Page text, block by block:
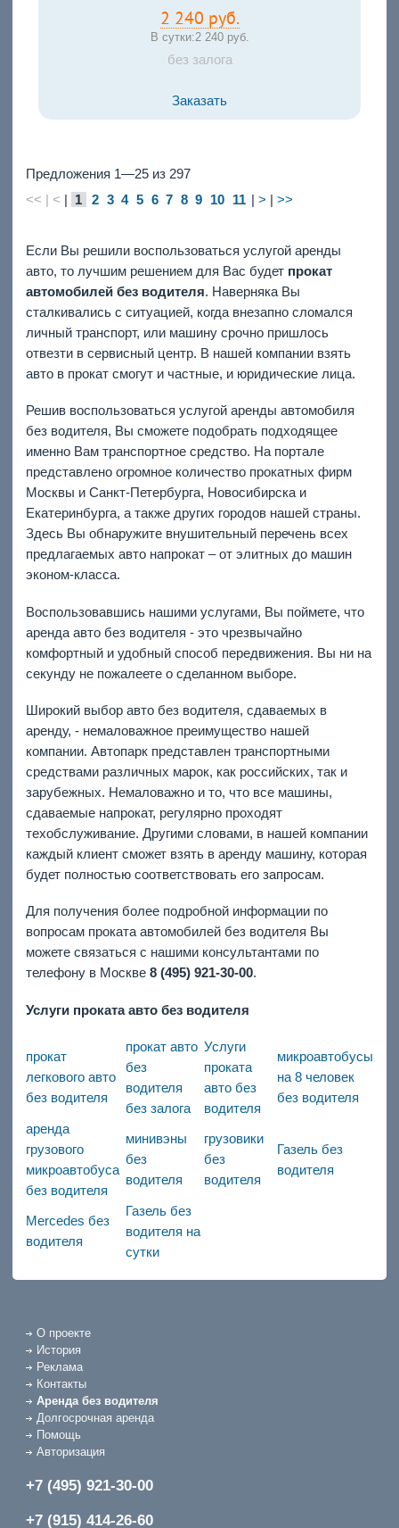
2 240 руб.
В сутки:2 240 руб.
без залога
Заказать
Предложения 1—25 из 297
<< | < | 1 2 3 4 5 6 7 8 9 10 11 | > | >>
Если Вы решили воспользоваться услугой аренды
авто, то лучшим решением для Вас будет прокат
автомобилей без водителя. Наверняка Вы
сталкивались с ситуацией, когда внезапно сломался
личный транспорт, или машину срочно пришлось
отвезти в сервисный центр. В нашей компании взять
авто в прокат смогут и частные, и юридические лица.
Решив воспользоваться услугой аренды автомобиля
без водителя, Вы сможете подобрать подходящее
именно Вам транспортное средство. На портале
представлено огромное количество прокатных фирм
Москвы и Санкт-Петербурга, Новосибирска и
Екатеринбурга, а также других городов нашей страны.
Здесь Вы обнаружите внушительный перечень всех
предлагаемых авто напрокат – от элитных до машин
эконом-класса.
Воспользовавшись нашими услугами, Вы поймете, что
аренда авто без водителя - это чрезвычайно
комфортный и удобный способ передвижения. Вы ни на
секунду не пожалеете о сделанном выборе.
Широкий выбор авто без водителя, сдаваемых в
аренду, - немаловажное преимущество нашей
компании. Автопарк представлен транспортными
средствами различных марок, как российских, так и
зарубежных. Немаловажно и то, что все машины,
сдаваемые напрокат, регулярно проходят
техобслуживание. Другими словами, в нашей компании
каждый клиент сможет взять в аренду машину, которая
будет полностью соответствовать его запросам.
Для получения более подробной информации по
вопросам проката автомобилей без водителя Вы
можете связаться с нашими консультантами по
телефону в Москве 8 (495) 921-30-00.
Услуги проката авто без водителя
прокат
легкового авто
без водителя
прокат авто
без
водителя
без залога
Услуги
проката
авто без
водителя
микроавтобусы
на 8 человек
без водителя
аренда
грузового
микроавтобуса
без водителя
минивэны
без
водителя
грузовики
без
водителя
Газель без
водителя
Mercedes без
водителя
Газель без
водителя на
сутки
О проекте
История
Реклама
Контакты
Аренда без водителя
Долгосрочная аренда
Помощь
Авторизация
+7 (495) 921-30-00
+7 (915) 414-26-60